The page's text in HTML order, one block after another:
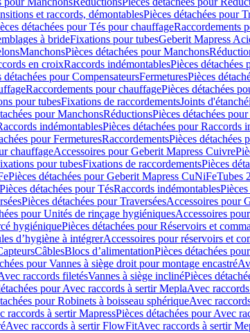
et raccords, démontablesPièces détachées pour
détachées pour Tés pour chauffageRaccordements
à brideFixations pour tubesGeberit Mapress
ManchonsPièces détachées pour Manchons
en croixRaccords indémontablesPièces détachées
détachées pour CompensateursFermeturesPièces
Raccordements pour chauffagePièces détachées
pour tubesFixations de raccordementsJoints
pour ManchonsRéductionsPièces détachées
indémontablesPièces détachées pour Raccords
pour FermeturesRaccordementsPièces détachées
chauffageAccessoires pour Geberit Mapress Cuivre
pour tubesFixations de raccordementsPièces
Pièces détachées pour Geberit Mapress CuNiFeTubes
Pièces détachées pour TésRaccords indémontables
Pièces détachées pour TraverséesAccessoires pour
pour Unités de rinçage hygiéniquesAccessoires
hygiéniquePièces détachées pour Réservoirs et
d’hygiène à intégrerAccessoires pour réservoirs et
CâblesBlocs d’alimentationPièces détachées
pour Vannes à siège droit pour montage encastré
raccords filetésVannes à siège inclinéPièces
pour Avec raccords à sertir MeplaAvec
pour Robinets à boisseau sphériqueAvec
raccords à sertir MapressPièces détachées pour Avec
Avec raccords à sertir FlowFitAvec raccords à sertir